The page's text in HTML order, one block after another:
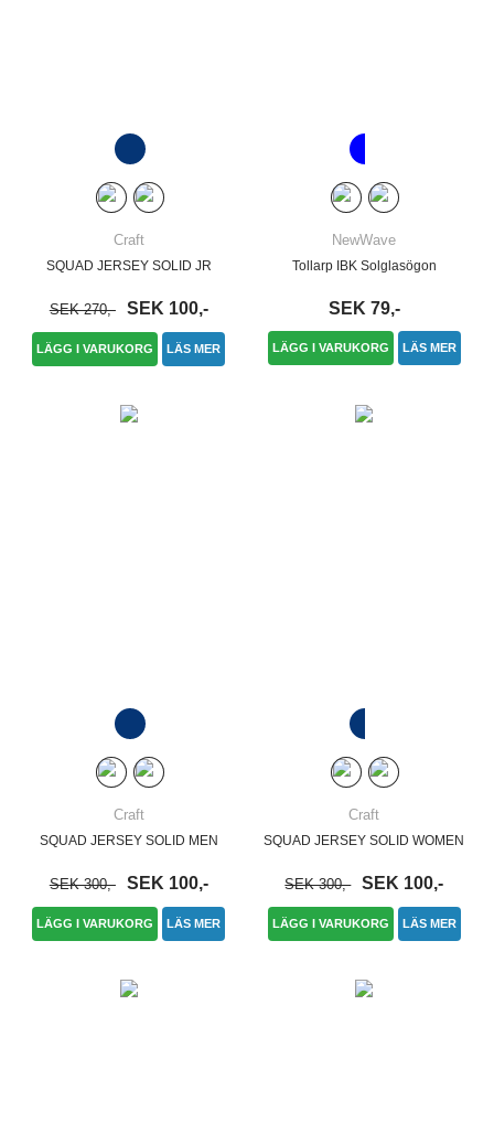
Craft
SQUAD JERSEY SOLID JR
SEK 270,- SEK 100,-
LÄGG I VARUKORG LÄS MER
NewWave
Tollarp IBK Solglasögon
SEK 79,-
LÄGG I VARUKORG LÄS MER
Craft
SQUAD JERSEY SOLID MEN
SEK 300,- SEK 100,-
LÄGG I VARUKORG LÄS MER
Craft
SQUAD JERSEY SOLID WOMEN
SEK 300,- SEK 100,-
LÄGG I VARUKORG LÄS MER